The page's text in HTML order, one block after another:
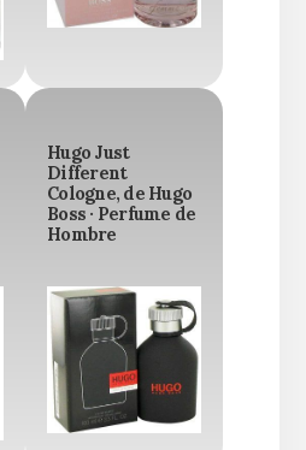
Hugo Just
Different
Cologne, de Hugo
Boss · Perfume de
Hombre